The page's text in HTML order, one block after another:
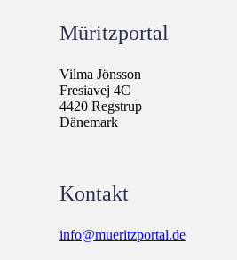
Müritzportal
Vilma Jönsson
Fresiavej 4C
4420 Regstrup
Dänemark
Kontakt
info@mueritzportal.de